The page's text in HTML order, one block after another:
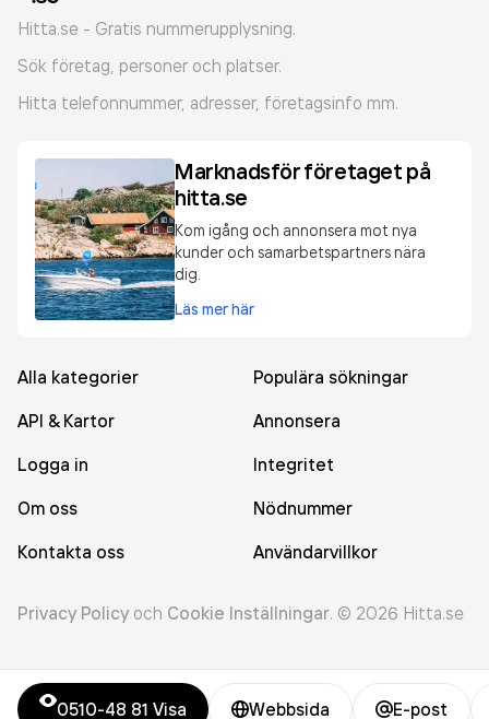
0510-48 81 Visa Webbsida E-post
Hitta.se - Gratis nummerupplysning.
Sök företag, personer och platser.
Hitta telefonnummer, adresser, företagsinfo mm.
Marknadsför företaget på
hitta.se
Kom igång och annonsera mot nya
kunder och samarbetspartners nära
dig.
Läs mer här
Alla kategorier
Populära sökningar
API & Kartor
Annonsera
Logga in
Integritet
Om oss
Nödnummer
Kontakta oss
Användarvillkor
Privacy Policy och Cookie Inställningar. © 2026 Hitta.se